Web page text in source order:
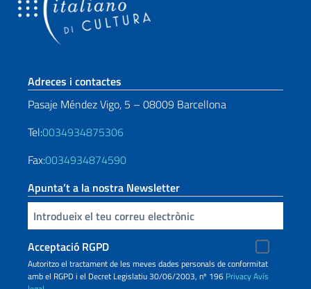
Sezione footer
Adreces i contactes
Pasaje Méndez Vigo, 5 – 08009 Barcellona
Tel:0034934875306
Fax:0034934874590
Apunta’t a la nostra Newsletter
Inserisci la tua email
Acceptació RGPD
Autoritzo el tractament de les meves dades personals de conformitat
amb el RGPD i el Decret Legislatiu 30/06/2003, nº 196 PrivacyAvís